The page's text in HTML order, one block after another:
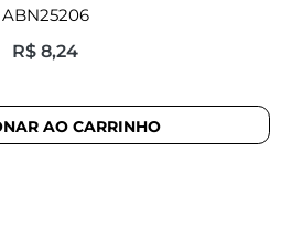
ABN25206
R$ 8,24
AO CARRINHO